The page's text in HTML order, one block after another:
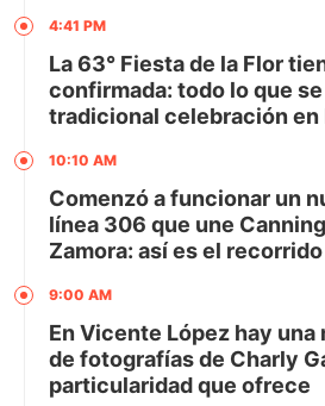
4:41 PM
La 63° Fiesta de la Flor
confirmada: todo lo que
tradicional celebración en
10:10 AM
Comenzó a funcionar un
línea 306 que une
Zamora: así es el recorrido
9:00 AM
En Vicente López hay
de fotografías de Charly
particularidad que ofrece